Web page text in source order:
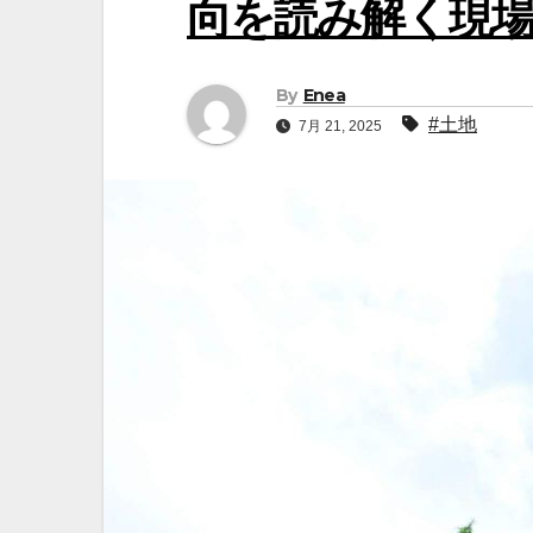
向を読み解く現
By Enea
7月 21, 2025 #土地